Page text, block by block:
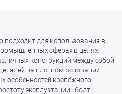
подходит для использования в
сферах в целях
конструкций между собой
на плотном основании.
особенностей крепёжного
эксплуатации - болт